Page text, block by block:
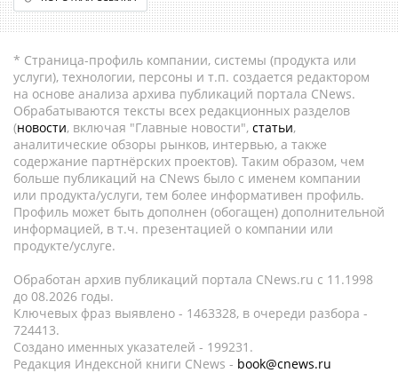
* Страница-профиль компании, системы (продукта или
услуги), технологии, персоны и т.п. создается редактором
на основе анализа архива публикаций портала CNews.
Обрабатываются тексты всех редакционных разделов
(новости, включая "Главные новости", статьи,
аналитические обзоры рынков, интервью, а также
содержание партнёрских проектов). Таким образом, чем
больше публикаций на CNews было с именем компании
или продукта/услуги, тем более информативен профиль.
Профиль может быть дополнен (обогащен) дополнительной
информацией, в т.ч. презентацией о компании или
продукте/услуге.
Обработан архив публикаций портала CNews.ru c 11.1998
до 08.2026 годы.
Ключевых фраз выявлено - 1463328, в очереди разбора -
724413.
Создано именных указателей - 199231.
Редакция Индексной книги CNews - book@cnews.ru